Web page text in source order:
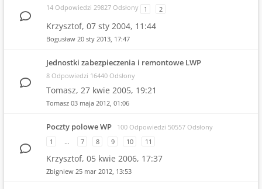
14 Odpowiedzi 29827 Odsłony 1 2
Krzysztof, 07 sty 2004, 11:44
Bogusław 20 sty 2013, 17:47
Jednostki zabezpieczenia i remontowe LWP
8 Odpowiedzi 16440 Odsłony
Tomasz, 27 kwie 2005, 19:21
Tomasz 03 maja 2012, 01:06
Poczty polowe WP
100 Odpowiedzi 50557 Odsłony
1
… 7 8 9 10 11
Krzysztof, 05 kwie 2006, 17:37
Zbigniew 25 mar 2012, 13:53